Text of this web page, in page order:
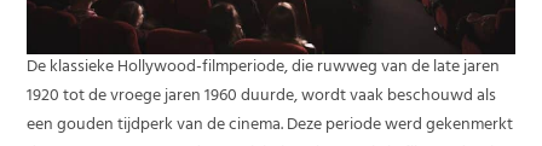
De klassieke Hollywood-filmperiode, die ruwweg van de late jaren
1920 tot de vroege jaren 1960 duurde, wordt vaak beschouwd als
een gouden tijdperk van de cinema. Deze periode werd gekenmerkt